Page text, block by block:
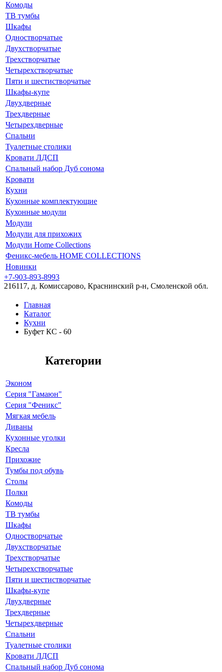
Комоды
ТВ тумбы
Шкафы
Одностворчатые
Двухстворчатые
Трехстворчатые
Четырехстворчатые
Пяти и шестистворчатые
Шкафы-купе
Двухдверные
Трехдверные
Четырехдверные
Спальни
Туалетные столики
Кровати ЛДСП
Спальный набор Дуб сонома
Кровати
Кухни
Кухонные комплектующие
Кухонные модули
Модули
Модули для прихожих
Модули Home Collections
Феникс-мебель HOME COLLECTIONS
Новинки
+7-903-893-8993
216117, д. Комиссарово, Краснинский р-н, Смоленской обл.
Главная
Каталог
Кухни
Буфет КС - 60
Категории
Эконом
Серия "Гамаюн"
Серия "Феникс"
Мягкая мебель
Диваны
Кухонные уголки
Кресла
Прихожие
Тумбы под обувь
Столы
Полки
Комоды
ТВ тумбы
Шкафы
Одностворчатые
Двухстворчатые
Трехстворчатые
Четырехстворчатые
Пяти и шестистворчатые
Шкафы-купе
Двухдверные
Трехдверные
Четырехдверные
Спальни
Туалетные столики
Кровати ЛДСП
Спальный набор Дуб сонома